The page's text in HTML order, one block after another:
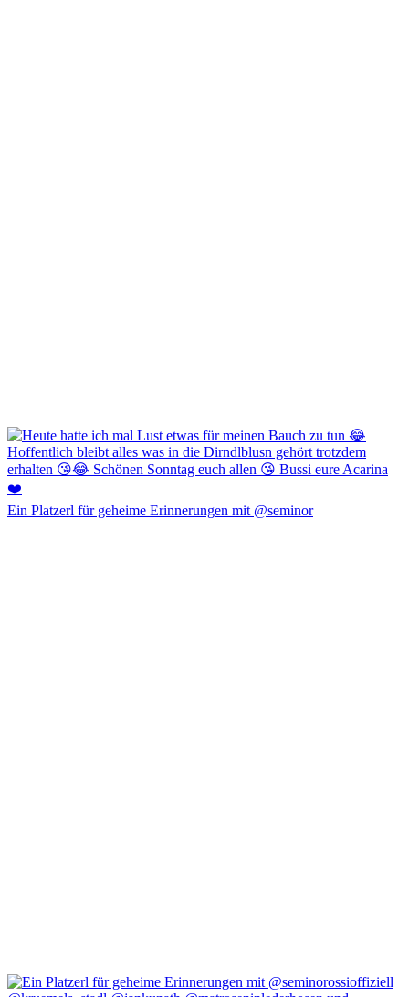
Ein Platzerl für geheime Erinnerungen mit @seminor